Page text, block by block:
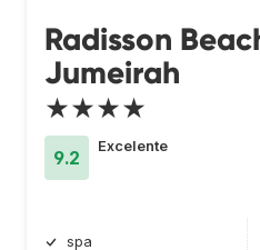
Radisson
Jumeirah
★★★★
9.2
Excelente
spa